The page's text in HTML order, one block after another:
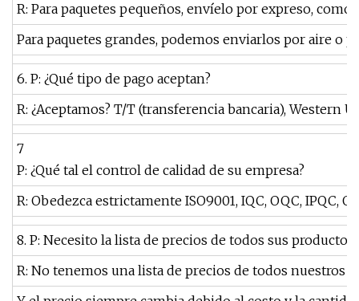
R: Para paquetes pequeños, envíelo por expreso, como
Para paquetes grandes, podemos enviarlos por aire o
6. P: ¿Qué tipo de pago aceptan?
R: ¿Aceptamos? T/T (transferencia bancaria), Western
7
P: ¿Qué tal el control de calidad de su empresa?
R: Obedezca estrictamente ISO9001, IQC, OQC,
8. P: Necesito la lista de precios de todos sus
R: No tenemos una lista de precios de todos nuestros